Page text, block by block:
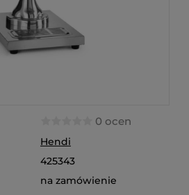
0 ocen
Hendi
425343
na zamówienie